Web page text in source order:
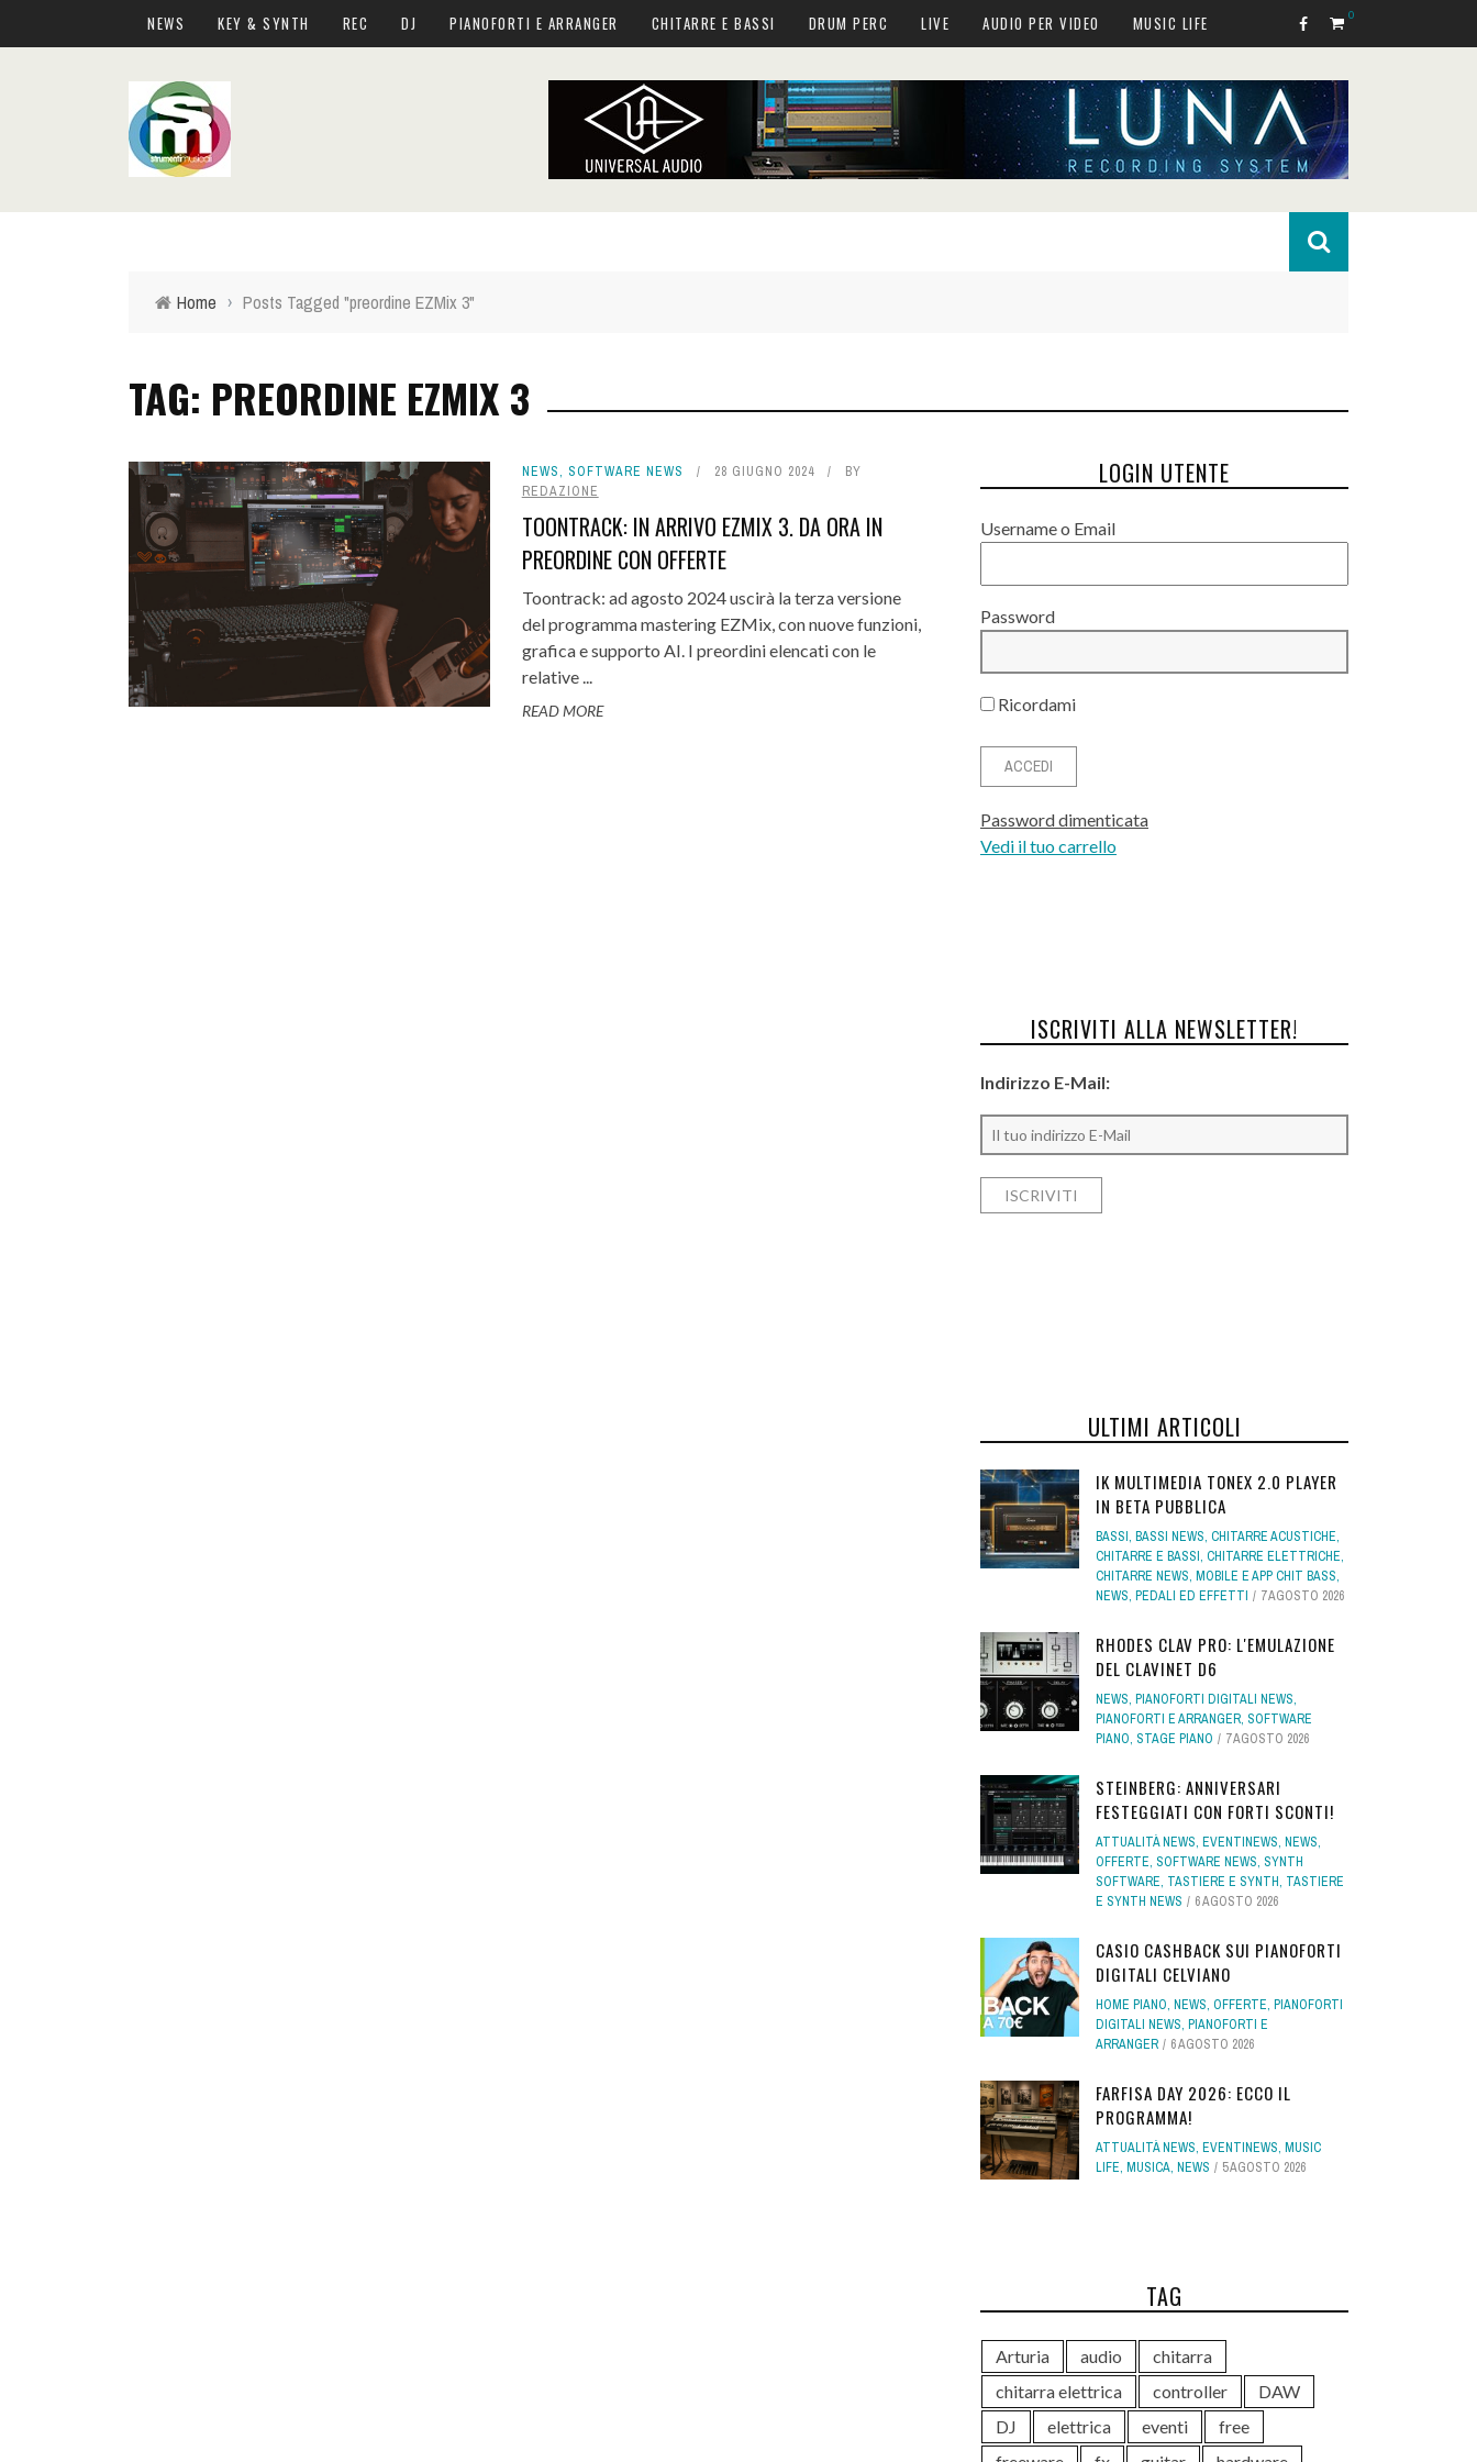
NEWS KEY & SYNTH REC DJ PIANOFORTI E ARRANGER CHITARRE E BASSI DRUM PERC LIVE AUDIO PER VIDEO MUSIC LIFE 0
Home › Posts Tagged "preordine EZMix 3"
TAG: PREORDINE EZMIX 3
NEWS, SOFTWARE NEWS 28 GIUGNO 2024
BY
REDAZIONE
TOONTRACK: IN ARRIVO EZMIX 3. DA ORA IN
PREORDINE CON OFFERTE
Toontrack: ad agosto 2024 uscirà la terza versione
del programma mastering EZMix, con nuove funzioni,
grafica e supporto AI. I preordini elencati con le
relative ...
READ MORE
LOGIN UTENTE
Username o Email
Password
Ricordami
Password dimenticata
Vedi il tuo carrello
ISCRIVITI ALLA NEWSLETTER!
Indirizzo E-Mail:
ULTIMI ARTICOLI
IK MULTIMEDIA TONEX 2.0 PLAYER
IN BETA PUBBLICA
BASSI, BASSI NEWS, CHITARRE ACUSTICHE,
CHITARRE E BASSI, CHITARRE ELETTRICHE,
CHITARRE NEWS, MOBILE E APP CHIT BASS,
NEWS, PEDALI ED EFFETTI 7 AGOSTO 2026
RHODES CLAV PRO: L'EMULAZIONE
DEL CLAVINET D6
NEWS, PIANOFORTI DIGITALI NEWS,
PIANOFORTI E ARRANGER, SOFTWARE
PIANO, STAGE PIANO 7 AGOSTO 2026
STEINBERG: ANNIVERSARI
FESTEGGIATI CON FORTI SCONTI!
ATTUALITÀ NEWS, EVENTINEWS, NEWS,
OFFERTE, SOFTWARE NEWS, SYNTH
SOFTWARE, TASTIERE E SYNTH, TASTIERE
E SYNTH NEWS
6 AGOSTO 2026
CASIO CASHBACK SUI PIANOFORTI
DIGITALI CELVIANO
HOME PIANO, NEWS, OFFERTE, PIANOFORTI
DIGITALI NEWS, PIANOFORTI E
ARRANGER
6 AGOSTO 2026
FARFISA DAY 2026: ECCO IL
PROGRAMMA!
ATTUALITÀ NEWS, EVENTINEWS, MUSIC
LIFE, MUSICA, NEWS 5 AGOSTO 2026
TAG
Arturia audio
chitarra
chitarra elettrica
controller
DAW
DJ
elettrica eventi
free